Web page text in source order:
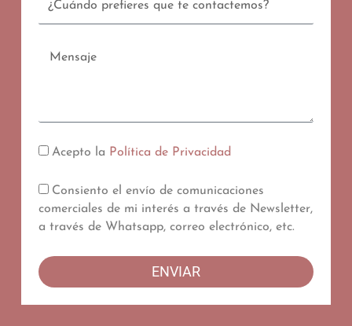
Mensaje
Acepto la Política de Privacidad
Consiento el envío de comunicaciones
comerciales de mi interés a través de Newsletter,
a través de Whatsapp, correo electrónico, etc.
ENVIAR